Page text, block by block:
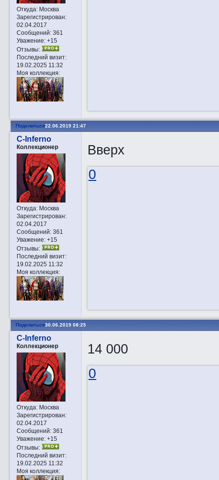
Откуда:Москва
Зарегистрирован:
02.04.2017
Сообщений:361
Уважение: +15
Отзывы:
Последний визит:
19.02.2025 11:32
Моя коллекция:
Поделиться22.06.2019 21:47
C-Inferno
Коллекционер
Откуда:Москва
Зарегистрирован:
02.04.2017
Сообщений:361
Уважение: +15
Отзывы:
Последний визит:
19.02.2025 11:32
Моя коллекция:
Вверх
0
Поделиться30.06.2019 08:25
C-Inferno
Коллекционер
Откуда:Москва
Зарегистрирован:
02.04.2017
Сообщений:361
Уважение: +15
Отзывы:
Последний визит:
19.02.2025 11:32
Моя коллекция:
14 000
0